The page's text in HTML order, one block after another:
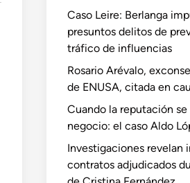
Caso Leire: Berlanga
presuntos delitos de
tráfico de influencias
Rosario Arévalo,
de ENUSA, citada en
Cuando la reputación
negocio: el caso Aldo
Investigaciones revelan
contratos adjudicados